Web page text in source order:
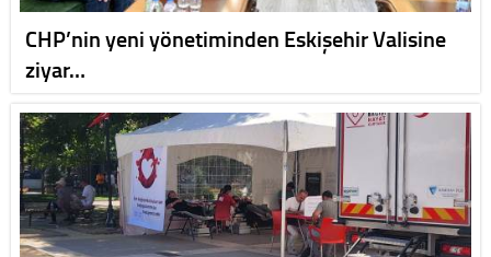
CHP’nin yeni yönetiminden Eskişehir Valisine
ziyar…